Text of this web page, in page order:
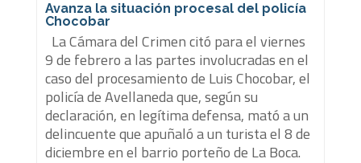
Avanza la situación procesal del policía
Chocobar
La Cámara del Crimen citó para el viernes
9 de febrero a las partes involucradas en el
caso del procesamiento de Luis Chocobar, el
policía de Avellaneda que, según su
declaración, en legítima defensa, mató a un
delincuente que apuñaló a un turista el 8 de
diciembre en el barrio porteño de La Boca.